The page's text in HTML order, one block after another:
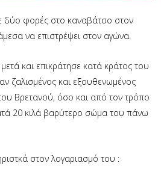
δύο φορές στο καναβάτσο στον
να επιστρέψει στον αγώνα.
και επικράτησε κατά κράτος του
ζαλισμένος και εξουθενωμένος
Βρετανού, όσο και από τον τρόπο
20 κιλά βαρύτερο σώμα του πάνω
στον λογαριασμό του :